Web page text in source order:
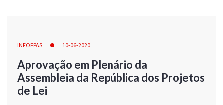
INFOFPAS 10-06-2020
Aprovação em Plenário da
Assembleia da República dos Projetos
de Lei